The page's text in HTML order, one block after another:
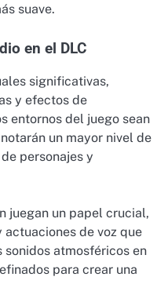
suave.
en el DLC
significativas,
y efectos de
entornos del juego sean
un mayor nivel de
personajes y
juegan un papel crucial,
actuaciones de voz que
sonidos atmosféricos en
para crear una